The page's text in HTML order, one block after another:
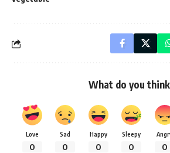
What do you
Love
0
Sad
0
Happy
0
Sleepy
0 0